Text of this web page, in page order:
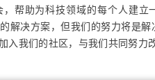
帮助为科技领域的每个人建立
解决方案，但我们的努力将是
入我们的社区，与我们共同努力